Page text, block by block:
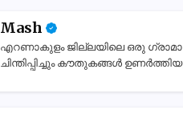
Mash
എറണാകുളം ജില്ലയിലെ ഒരു
ചിന്തിപ്പിച്ചും കൗതുകങ്ങൾ